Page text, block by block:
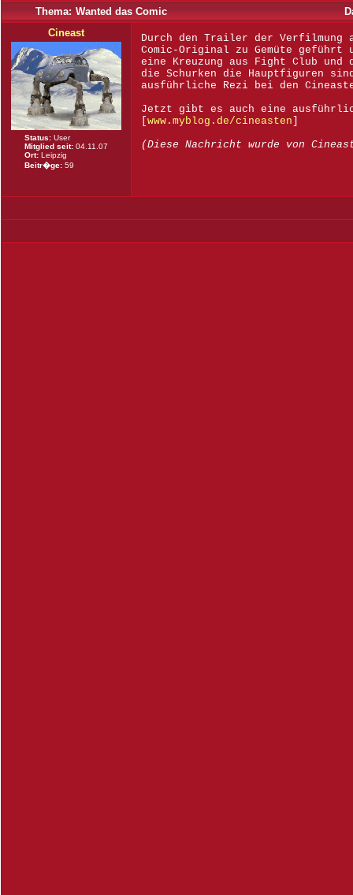
Thema: Wanted das Comic
Cineast
Status: User
Mitglied seit: 04.11.07
Ort: Leipzig
Beitr�ge: 59
Durch den Trailer der
Comic-Original zu Gemüte
eine Kreuzung aus Fight Club und
die Schurken die Hauptfiguren
ausführliche Rezi bei den
Jetzt gibt es auch eine
www.myblog.de/cineasten
(Diese Nachricht wurde von